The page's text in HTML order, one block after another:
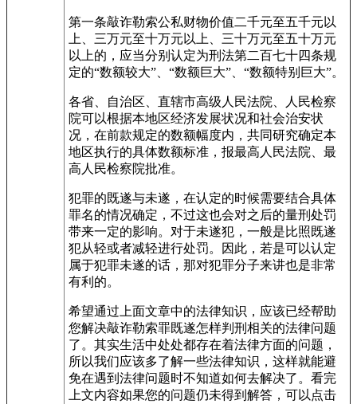
第一条敲诈勒索公私财物价值二千元至五千元以
上、三万元至十万元以上、三十万元至五十万元
以上的，应当分别认定为刑法第二百七十四条规
定的“数额较大”、“数额巨大”、“数额特别巨大”。
各省、自治区、直辖市高级人民法院、人民检察
院可以根据本地区经济发展状况和社会治安状
况，在前款规定的数额幅度内，共同研究确定本
地区执行的具体数额标准，报最高人民法院、最
高人民检察院批准。
犯罪的既遂与未遂，在认定的时候需要结合具体
罪名的情况确定，不过这也会对之后的量刑处罚
带来一定的影响。对于未遂犯，一般是比照既遂
犯从轻或者减轻进行处罚。因此，若是可以认定
属于犯罪未遂的话，那对犯罪分子来讲也是非常
有利的。
希望通过上面文章中的法律知识，应该已经帮助
您解决敲诈勒索罪既遂怎样判刑相关的法律问题
了。其实生活中处处都存在着法律方面的问题，
所以我们应该多了解一些法律知识，这样就能避
免在遇到法律问题时不知道如何去解决了。看完
上文内容如果您的问题仍未得到解答，可以点击